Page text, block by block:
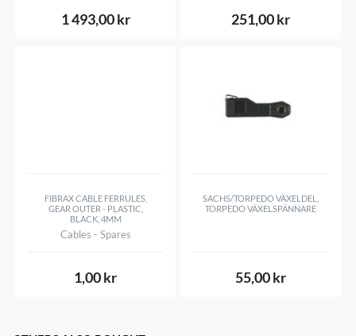
1 493,00 kr 251,00 kr
FIBRAX CABLE FERRULES,
GEAR OUTER - PLASTIC,
BLACK, 4MM
Cables - Spares
1,00 kr
SACHS/TORPEDO VÄXELDEL,
TORPEDO VÄXELSPÄNNARE
55,00 kr